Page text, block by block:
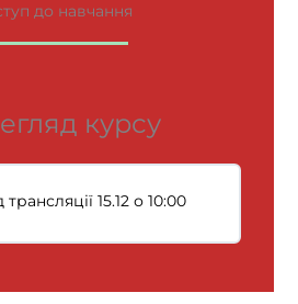
до навчання
курсу
15.12 о 10:00